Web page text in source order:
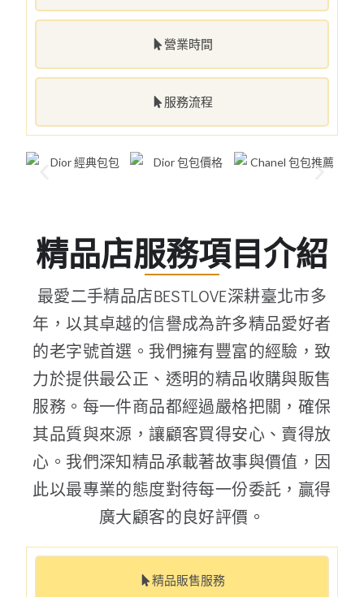
營業時間
服務流程
精品店服務項目介紹
最愛二手精品店BESTLOVE深耕臺北市多
年，以其卓越的信譽成為許多精品愛好者
的老字號首選。我們擁有豐富的經驗，致
力於提供最公正、透明的精品收購與販售
服務。每一件商品都經過嚴格把關，確保
其品質與來源，讓顧客買得安心、賣得放
心。我們深知精品承載著故事與價值，因
此以最專業的態度對待每一份委託，贏得
廣大顧客的良好評價。
精品販售服務